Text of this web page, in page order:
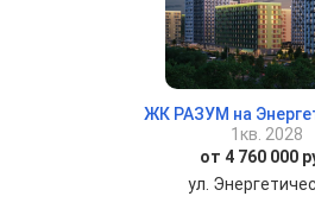
ЖК РАЗУМ на
1кв. 2028
от 4 760 000
ул.